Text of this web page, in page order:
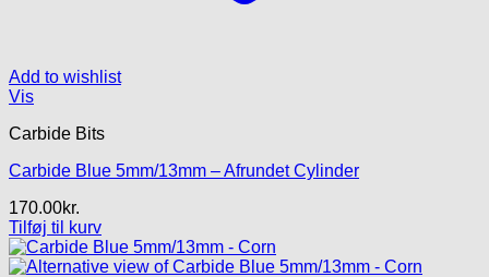
Add to wishlist
Vis
Carbide Bits
Carbide Blue 5mm/13mm – Afrundet Cylinder
170.00kr.
Tilføj til kurv